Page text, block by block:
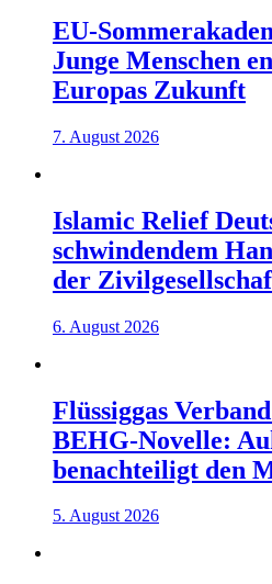
EU-
Junge Menschen
Europas Zukunft
7. August 2026
Islamic Relief
schwindendem
der
6. August 2026
Flüssiggas
BEHG-Novelle:
benachteiligt den
5. August 2026